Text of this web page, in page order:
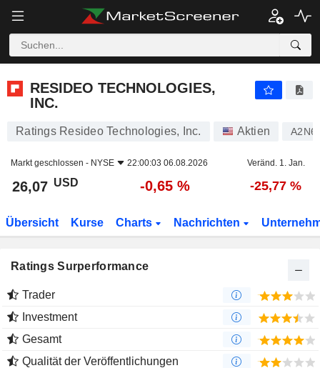
RESIDEO TECHNOLOGIES,
INC.
Ratings Resideo Technologies, Inc. Aktien
Markt geschlossen - NYSE 22:00:03 06.08.2026 Veränd. 1. Jan.
26,07 USD -0,65 % -25,77 %
Übersicht Kurse Charts Nachrichten
Ratings Surperformance
Trader
Investment
Gesamt
Qualität der Veröffentlichungen